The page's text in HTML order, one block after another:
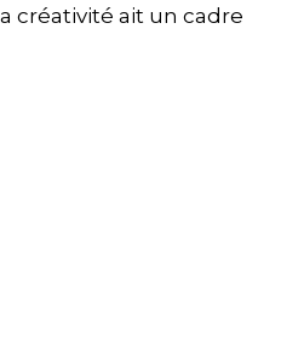
créativité ait un cadre